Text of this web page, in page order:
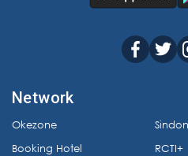
Network
Okezone
Booking Hotel
RCTI+